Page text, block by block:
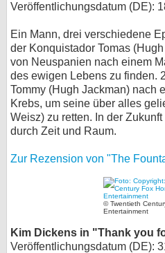
Veröffentlichungsdatum (DE):
Ein Mann, drei verschiedene
der Konquistador Tomas
von Neuspanien nach einem
des ewigen Lebens zu finden.
Tommy (Hugh Jackman) nach
Krebs, um seine über alles
Weisz) zu retten. In der
durch Zeit und Raum.
Zur Rezension von "The
© Twentieth
Entertainment
Kim Dickens in "Thank you
Veröffentlichungsdatum (DE):